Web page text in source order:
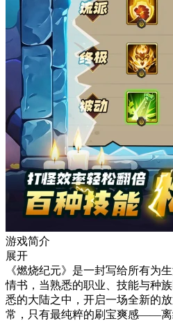
游戏简介
展开
《燃烧纪元》是一封写给所有为
情书，当熟悉的职业、技能与种
悉的大陆之中，开启一场全新的
常，只有最纯粹的刷宝爽感——离